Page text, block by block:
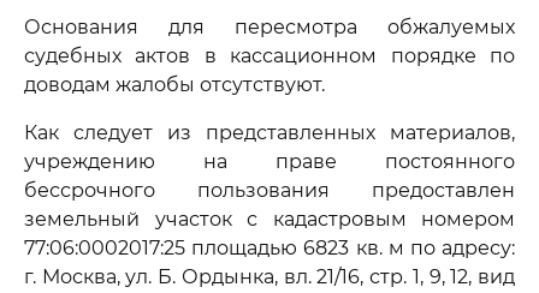
Основания для пересмотра обжалуемых
судебных актов в кассационном порядке по
доводам жалобы отсутствуют.
Как следует из представленных материалов,
учреждению на праве постоянного
бессрочного пользования предоставлен
земельный участок с кадастровым номером
77:06:0002017:25 площадью 6823 кв. м по адресу:
г. Москва, ул. Б. Ордынка, вл. 21/16, стр. 1, 9, 12, вид